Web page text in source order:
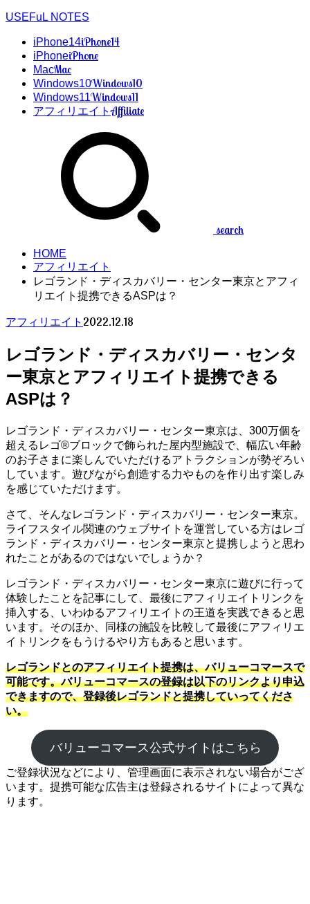
USEFuL NOTES
iPhone14iPhone14
iPhoneiPhone
MacMac
Windows10Windows10
Windows11Windows11
アフィリエイトAffiliate
search
HOME
アフィリエイト
レゴランド・ディスカバリー・センター東京とアフィ
リエイト提携できるASPは？
アフィリエイト 2022.12.18
レゴランド・ディスカバリー・センタ
ー東京とアフィリエイト提携できる
ASPは？
レゴランド・ディスカバリー・センター東京は、300万個を
超えるレゴ®ブロックで飾られた屋内型施設で、幅広い年齢
のお子さまに楽しんでいただけるアトラクションが勢ぞろい
しています。遊びながら創造する力やものを作り出す楽しみ
を感じていただけます。
さて、そんなレゴランド・ディスカバリー・センター東京。
ライフスタイル関連のウェブサイトを運営している方はレゴ
ランド・ディスカバリー・センター東京と提携しようと思わ
れたことがあるのではないでしょうか？
レゴランド・ディスカバリー・センター東京に遊びに行って
体験したことを記事にして、最後にアフィリエイトリンクを
挿入する、いわゆるアフィリエイトの王道を実践できると思
います。そのほか、同様の施設を比較して最後にアフィリエ
イトリンクをもうけるやり方もあると思います。
レゴランドとのアフィリエイト提携は、バリューコマースで
可能です。バリューコマースの登録は以下のリンクより申込
できますので、登録後レゴランドと提携していってくださ
い。
バリューコマース公式サイトはこちら
ご登録状況などにより、管理画面に表示されない場合がござ
います。提携可能な広告主は登録されるサイトによって異な
ります。